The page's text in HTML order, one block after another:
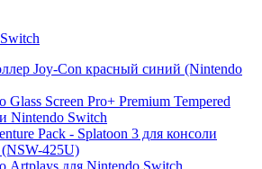
Joy-Con красный синий (Nintendo
Glass Screen Pro+ Premium Tempered
Nintendo Switch
Pack - Splatoon 3 для консоли
425U)
Artplays для Nintendo Switch